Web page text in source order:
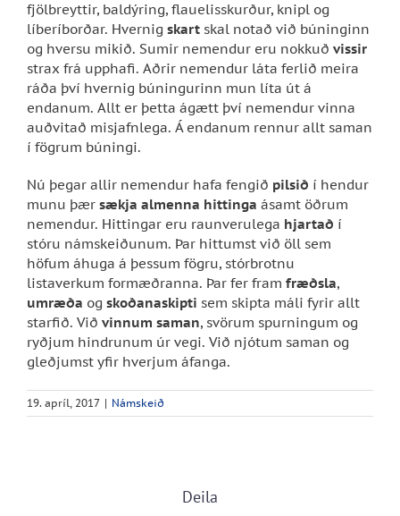
fjölbreyttir, baldýring, flauelisskurður, knipl og
líberíborðar. Hvernig skart skal notað við búninginn
og hversu mikið. Sumir nemendur eru nokkuð vissir
strax frá upphafi. Aðrir nemendur láta ferlið meira
ráða því hvernig búningurinn mun líta út á
endanum. Allt er þetta ágætt því nemendur vinna
auðvitað misjafnlega. Á endanum rennur allt saman
í fögrum búningi.
Nú þegar allir nemendur hafa fengið pilsið í hendur
munu þær sækja almenna hittinga ásamt öðrum
nemendur. Hittingar eru raunverulega hjartað í
stóru námskeiðunum. Þar hittumst við öll sem
höfum áhuga á þessum fögru, stórbrotnu
listaverkum formæðranna. Þar fer fram fræðsla,
umræða og skoðanaskipti sem skipta máli fyrir allt
starfið. Við vinnum saman, svörum spurningum og
ryðjum hindrunum úr vegi. Við njótum saman og
gleðjumst yfir hverjum áfanga.
19. apríl, 2017 | Námskeið
Deila